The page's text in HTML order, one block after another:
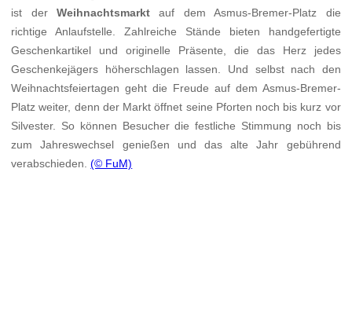
ist derWeihnachtsmarkt auf dem Asmus-Bremer-Platz die
richtige Anlaufstelle. Zahlreiche Stände bieten handgefertigte
Geschenkartikel und originelle Präsente, die das Herz jedes
Geschenkejägers höherschlagen lassen. Und selbst nach den
Weihnachtsfeiertagen geht die Freude auf dem Asmus-Bremer-
Platz weiter, denn der Markt öffnet seine Pforten noch bis kurz vor
Silvester. So können Besucher die festliche Stimmung noch bis
zum Jahreswechsel genießen und das alte Jahr gebührend
verabschieden.(© FuM)